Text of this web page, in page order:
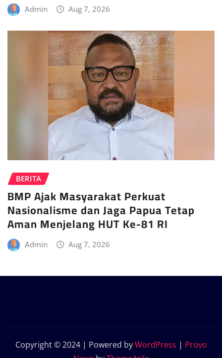
Admin Aug 7, 2026
BERITA
BMP Ajak Masyarakat Perkuat
Nasionalisme dan Jaga Papua Tetap
Aman Menjelang HUT Ke-81 RI
Admin Aug 7, 2026
Copyright © 2024 | Powered byWordPress | Provo